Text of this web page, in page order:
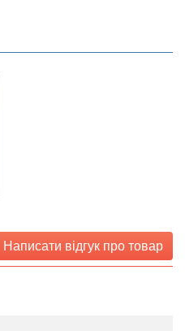
Написати відгук про товар